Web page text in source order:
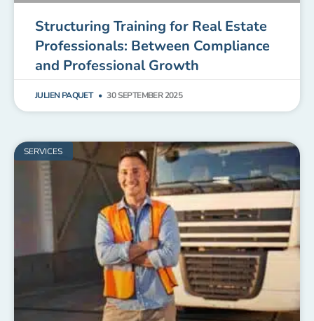
Structuring Training for Real Estate
Professionals: Between Compliance
and Professional Growth
JULIEN PAQUET 30 SEPTEMBER 2025
SERVICES